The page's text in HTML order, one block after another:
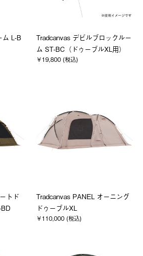
ム L-B
Tradcanvas デビルブロックルー
ム ST-BC（ドゥーブルXL用）
￥19,800 (税込)
トド
Tradcanvas PANEL オーニング
ドゥーブルXL
￥110,000 (税込)